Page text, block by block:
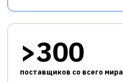
>300
поставщиков со всего мира